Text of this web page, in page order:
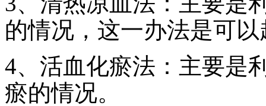
的情况，这一办法是可
4、活血化瘀法：主要是
瘀的情况。